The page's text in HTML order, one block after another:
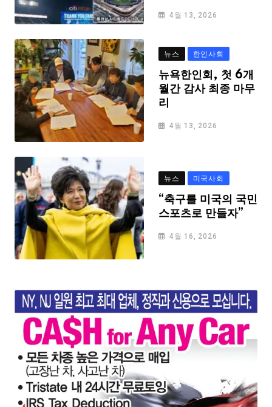
4월 13, 2026
뉴스 한인사회
뉴욕한인회, 첫 6개
월간 감사 최종 마무
리
4월 13, 2026
뉴스 미국사회
“축구를 미국의 국민
스포츠로 만들자”
4월 16, 2026